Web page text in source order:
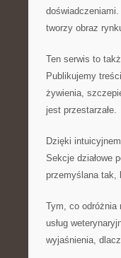
tworzy obraz
Ten serwis to
Publikujemy
żywienia,
jest przestarzałe.
Dzięki
Sekcje działowe
przemyślana tak,
Tym, co odróżnia
usług
wyjaśnienia,